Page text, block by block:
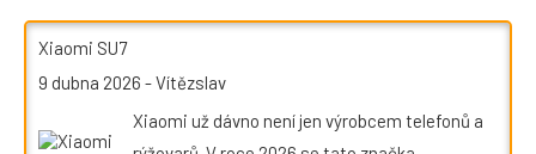
Xiaomi SU7
9 dubna 2026 -Vítězslav
Xiaomi už dávno není jen výrobcem telefonů a